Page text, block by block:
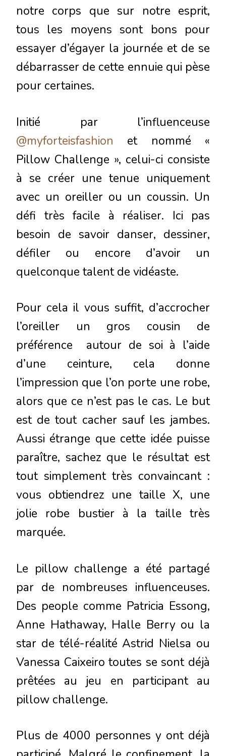
notre corps que sur notre esprit,
tous les moyens sont bons pour
essayer d’égayer la journée et de se
débarrasser de cette ennuie qui pèse
pour certaines.
Initié par l’influenceuse
@myforteisfashion et nommé «
Pillow Challenge », celui-ci consiste
à se créer une tenue uniquement
avec un oreiller ou un coussin. Un
défi très facile à réaliser. Ici pas
besoin de savoir danser, dessiner,
défiler ou encore d’avoir un
quelconque talent de vidéaste.
Pour cela il vous suffit, d’accrocher
l’oreiller un gros cousin de
préférence autour de soi à l’aide
d’une ceinture, cela donne
l’impression que l’on porte une robe,
alors que ce n’est pas le cas. Le but
est de tout cacher sauf les jambes.
Aussi étrange que cette idée puisse
paraître, sachez que le résultat est
tout simplement très convaincant :
vous obtiendrez une taille X, une
jolie robe bustier à la taille très
marquée.
Le pillow challenge a été partagé
par de nombreuses influenceuses.
Des people comme Patricia Essong,
Anne Hathaway, Halle Berry ou la
star de télé-réalité Astrid Nielsa ou
Vanessa Caixeiro toutes se sont déjà
prêtées au jeu en participant au
pillow challenge.
Plus de 4000 personnes y ont déjà